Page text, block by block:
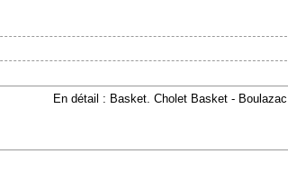
En détail : Basket. Cholet Basket - Boulazac